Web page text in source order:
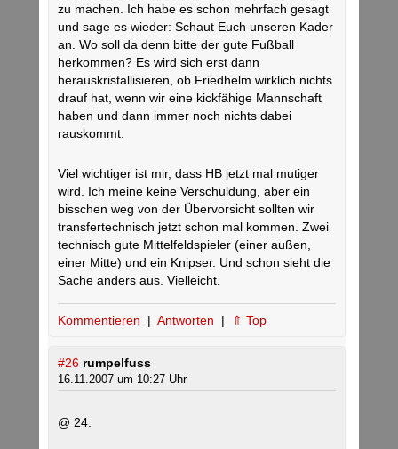
zu machen. Ich habe es schon mehrfach gesagt
und sage es wieder: Schaut Euch unseren Kader
an. Wo soll da denn bitte der gute Fußball
herkommen? Es wird sich erst dann
herauskristallisieren, ob Friedhelm wirklich nichts
drauf hat, wenn wir eine kickfähige Mannschaft
haben und dann immer noch nichts dabei
rauskommt.
Viel wichtiger ist mir, dass HB jetzt mal mutiger
wird. Ich meine keine Verschuldung, aber ein
bisschen weg von der Übervorsicht sollten wir
transfertechnisch jetzt schon mal kommen. Zwei
technisch gute Mittelfeldspieler (einer außen,
einer Mitte) und ein Knipser. Und schon sieht die
Sache anders aus. Vielleicht.
Kommentieren | Antworten | ⇑ Top
#26 rumpelfuss
16.11.2007 um 10:27 Uhr
@ 24: